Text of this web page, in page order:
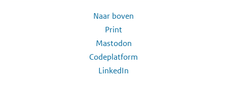
Naar boven
Print
Mastodon
Codeplatform
LinkedIn